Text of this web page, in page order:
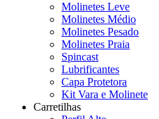
Molinetes Leve
Molinetes Médio
Molinetes Pesado
Molinetes Praia
Spincast
Lubrificantes
Capa Protetora
Kit Vara e Molinete
Carretilhas